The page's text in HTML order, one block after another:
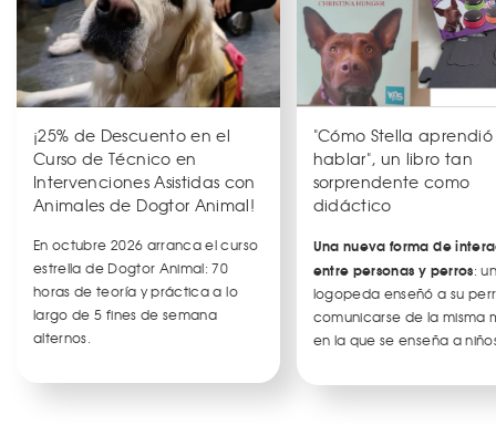
¡25% de Descuento en el
Curso de Técnico en
Intervenciones Asistidas con
Animales de Dogtor Animal!
En octubre 2026 arranca el curso
estrella de Dogtor Animal: 70
horas de teoría y práctica a lo
largo de 5 fines de semana
alternos.
"Cómo Stella
hablar", un libro tan
sorprendente como
didáctico
Una nueva forma de
entre personas y perros:
logopeda enseñó a su
comunicarse de la misma
en la que se enseña a